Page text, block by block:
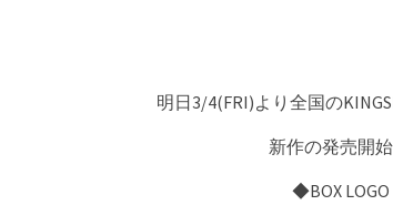
明日3/4(FRI)より全国の
新作の発売開始
◆BOX LOGO